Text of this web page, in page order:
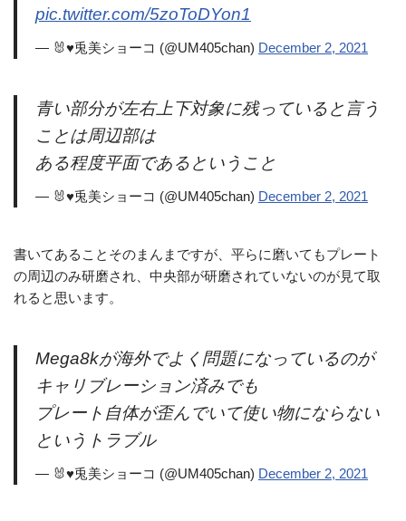
pic.twitter.com/5zoToDYon1
— 🐰♥兎美ショーコ (@UM405chan) December 2, 2021
青い部分が左右上下対象に残っていると言う
ことは周辺部は
ある程度平面であるということ
— 🐰♥兎美ショーコ (@UM405chan) December 2, 2021
書いてあることそのまんまですが、平らに磨いてもプレート
の周辺のみ研磨され、中央部が研磨されていないのが見て取
れると思います。
Mega8kが海外でよく問題になっているのが
キャリブレーション済みでも
プレート自体が歪んでいて使い物にならない
というトラブル
— 🐰♥兎美ショーコ (@UM405chan) December 2, 2021